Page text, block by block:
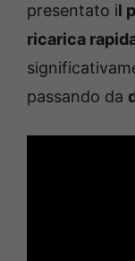
presentato il
ricarica
passando da